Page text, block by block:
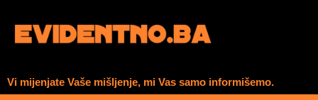
Vi mijenjate Vaše mišljenje, mi Vas samo informišemo.